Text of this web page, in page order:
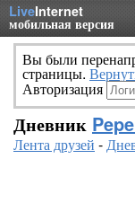
LiveInternet
мобильная версия
Вы были
страницы.
Авторизация
Дневник
Лента друзей -